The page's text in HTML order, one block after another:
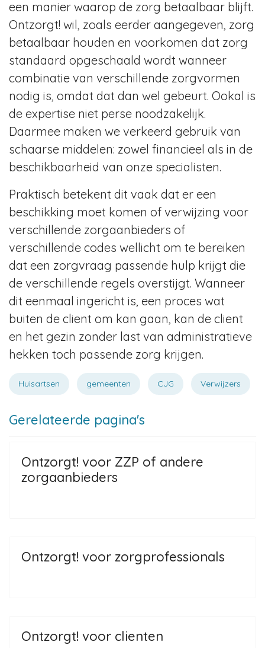
een manier waarop de zorg betaalbaar blijft.
Ontzorgt! wil, zoals eerder aangegeven, zorg
betaalbaar houden en voorkomen dat zorg
standaard opgeschaald wordt wanneer
combinatie van verschillende zorgvormen
nodig is, omdat dat dan wel gebeurt. Ookal is
de expertise niet perse noodzakelijk.
Daarmee maken we verkeerd gebruik van
schaarse middelen: zowel financieel als in de
beschikbaarheid van onze specialisten.
Praktisch betekent dit vaak dat er een
beschikking moet komen of verwijzing voor
verschillende zorgaanbieders of
verschillende codes wellicht om te bereiken
dat een zorgvraag passende hulp krijgt die
de verschillende regels overstijgt. Wanneer
dit eenmaal ingericht is, een proces wat
buiten de client om kan gaan, kan de client
en het gezin zonder last van administratieve
hekken toch passende zorg krijgen.
Huisartsen gemeenten CJG Verwijzers
Gerelateerde pagina's
Ontzorgt! voor ZZP of andere
zorgaanbieders
Ontzorgt! voor zorgprofessionals
Ontzorgt! voor clienten